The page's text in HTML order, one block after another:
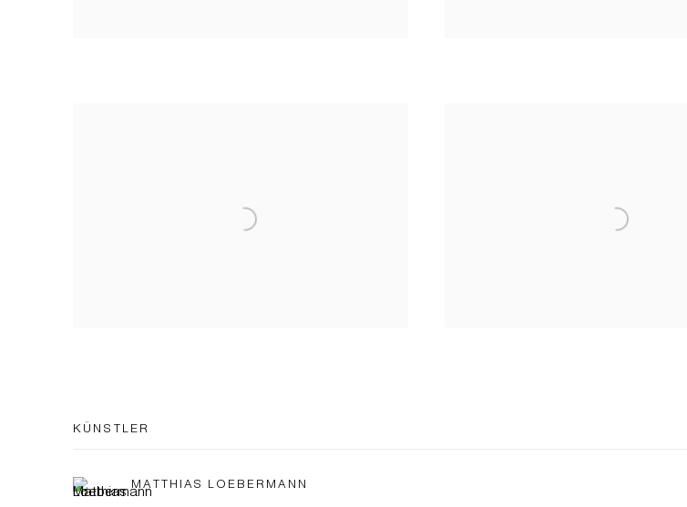
KÜNSTLER
MATTHIAS LOEBERMANN